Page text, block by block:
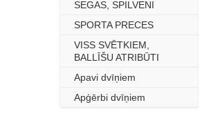
SEGAS, SPILVENI
–
SPORTA PRECES
–
VISS SVĒTKIEM,
BALLĪŠU ATRIBŪTI
–
Apavi dvīņiem
–
Apģērbi dvīņiem
–